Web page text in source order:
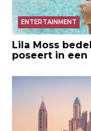
ENTERTAINMENT
Lila Moss
poseert in